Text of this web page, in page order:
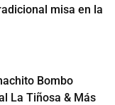
misa en la
Bombo
La Tiñosa & Más